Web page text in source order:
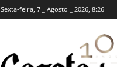
Sexta-feira, 7 _ Agosto _ 2026, 8:26